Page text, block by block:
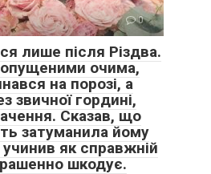
0
лише після Різдва.
опущеними очима,
на порозі, а
звичної гордині,
Сказав, що
затуманила йому
як справжній
шкодує.